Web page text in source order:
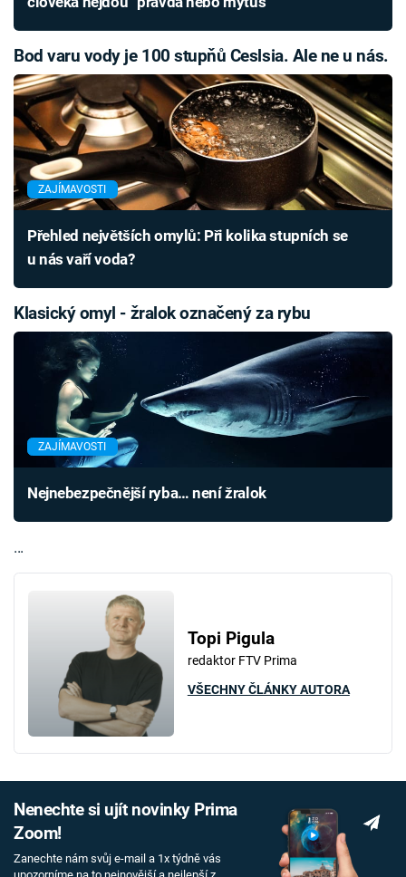
Bod varu vody je 100 stupňů Ceslsia. Ale ne u nás.
ZAJÍMAVOSTI
Přehled největších omylů: Při kolika stupních se
u nás vaří voda?
Klasický omyl - žralok označený za rybu
ZAJÍMAVOSTI
Nejnebezpečnější ryba… není žralok
...
Topi Pigula
redaktor FTV Prima
VŠECHNY ČLÁNKY AUTORA
Nenechte si ujít novinky Prima
Zoom!
Zanechte nám svůj e-mail a 1x týdně vás